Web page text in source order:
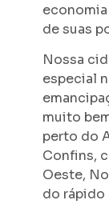
de suas
Nossa
especial
muito
perto do
Confins,
Oeste,
do rápido